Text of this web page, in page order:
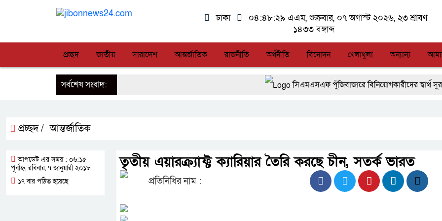
ঢাকা ০৪:৪৮:৩০ এএম, শুক্রবার, ০৭ অগাস্ট ২০২৬, ২৩ শ্রাবণ
১৪৩৩ বঙ্গাব্দ
প্রচ্ছদ জাতীয় সারাদেশ আন্তর্জাতিক রাজনীতি অর্থনীতি বিনোদন খেলাধুলা অন্যান্য
সর্বশেষ সংবাদ:
সিএমএসএফ পুঁজিবাজারে বিনিয়োগকারীদের স্বার্থ
আত-তানযীল ইনস্টিটিউট চট্টগ্রাম দুবছর পেরিয়ে তিন
ফ্যাসিবাদবিরোধী আন্দোলনে হত্যাকাণ্ডের বিচার হবে স্বচ্ছ,
জুলাই স্মৃতি জাদুঘরের দুয়ার খুলেছে, উদ্বোধন করলেন
প্রচ্ছদ / আন্তর্জাতিক
তৃতীয় এয়ারক্র্যাফ্ট ক্যারিয়ার তৈরি করছে চীন, সতর্ক ভারত
প্রতিনিধির নাম :
আপডেট এর সময় : ০৬:১৫
পূর্বাহ্ন, রবিবার, ৭ জানুয়ারী ২০১৮
১৭ বার পঠিত হয়েছে